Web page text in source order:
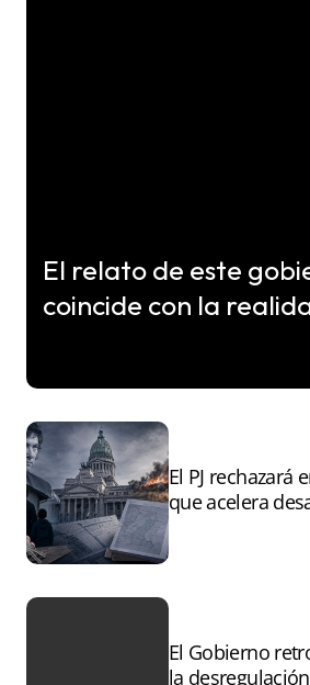
El relato de este
coincide con la
El PJ rechazará
que acelera
El Gobierno
la